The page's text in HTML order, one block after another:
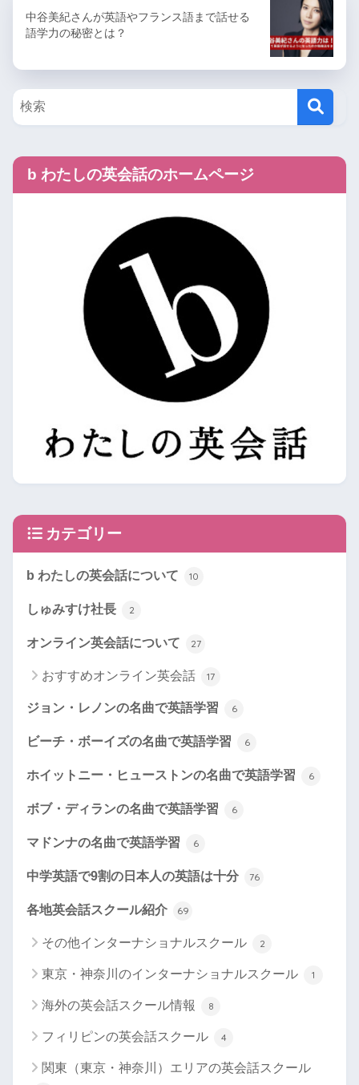
中谷美紀さんが英語やフランス語まで話せる
語学力の秘密とは？
b わたしの英会話のホームページ
カテゴリー
b わたしの英会話について 10
しゅみすけ社長 2
オンライン英会話について 27
おすすめオンライン英会話 17
ジョン・レノンの名曲で英語学習 6
ビーチ・ボーイズの名曲で英語学習 6
ホイットニー・ヒューストンの名曲で英語学習 6
ボブ・ディランの名曲で英語学習 6
マドンナの名曲で英語学習 6
中学英語で9割の日本人の英語は十分 76
各地英会話スクール紹介 69
その他インターナショナルスクール 2
東京・神奈川のインターナショナルスクール 1
海外の英会話スクール情報 8
フィリピンの英会話スクール 4
関東（東京・神奈川）エリアの英会話スクール